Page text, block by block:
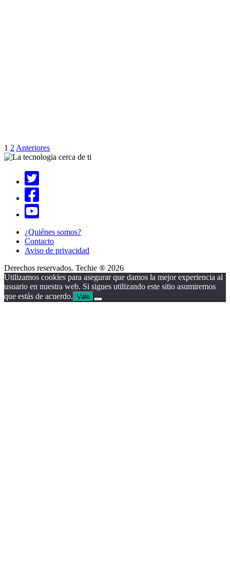
1 2 Anteriores
¿Quiénes somos?
Contacto
Aviso de privacidad
Derechos reservados. Techie ® 2026
Utilizamos cookies para asegurar que damos la mejor experiencia al
usuario en nuestra web. Si sigues utilizando este sitio asumiremos
que estás de acuerdo. Vale